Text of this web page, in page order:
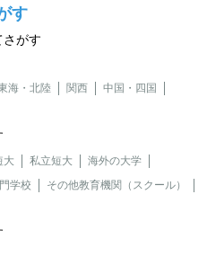
す
さがす
海・北陸 関西
中国・四国
大 私立短大
海外の大学
学校
その他教育機関（スクール）